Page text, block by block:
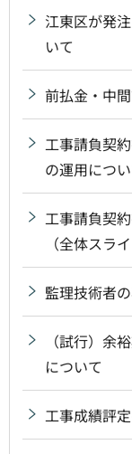
江東区が発
いて
前払金・中
工事請負契
の運用につ
工事請負契
（全体スラ
監理技術者
（試行）余
について
工事成績評